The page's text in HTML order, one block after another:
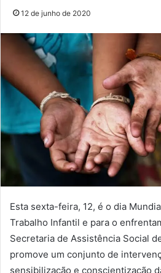
12 de junho de 2020
Esta sexta-feira, 12, é o dia
Trabalho Infantil e para o
Secretaria de Assistência Social
promove um conjunto de
sensibilização e conscientização